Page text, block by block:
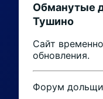
Обманутые
Тушино
Сайт
обновления.
Форум